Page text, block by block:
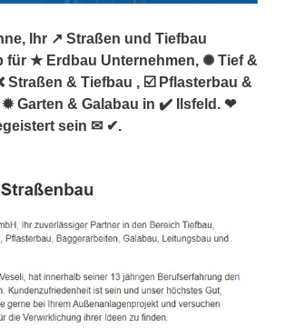
Ihr ↗️ Straßen und Tiefbau
für ★ Erdbau Unternehmen, ✺ Tief &
Straßen & Tiefbau , ☑️ Pflasterbau &
✹ Garten & Galabau in ✔️ Ilsfeld. ❤
sein ✉ ✔.